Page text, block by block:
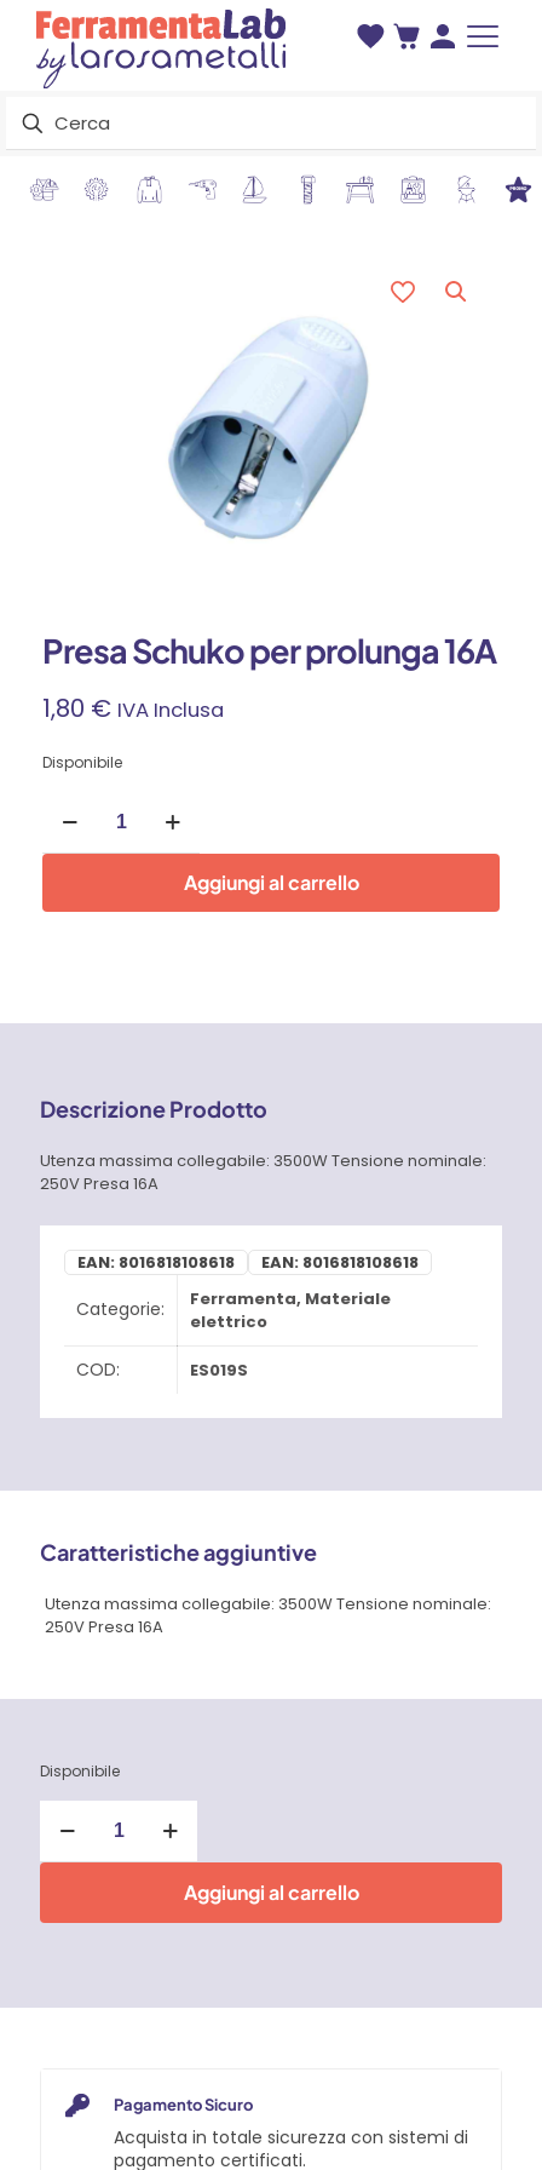
Presa Schuko per prolunga 16A
1,80 € IVA Inclusa
Disponibile
Schuko
per
quantità
Aggiungi al carrello
Descrizione Prodotto
Utenza massima collegabile: 3500W Tensione nominale:
250V Presa 16A
EAN: 8016818108618 EAN: 8016818108618
Categorie: Ferramenta, Materiale
elettrico
COD: ES019S
Caratteristiche aggiuntive
Utenza massima collegabile: 3500W Tensione nominale:
250V Presa 16A
Disponibile
Schuko
per
quantità
Aggiungi al carrello
Pagamento Sicuro
Acquista in totale sicurezza con sistemi di
pagamento certificati.